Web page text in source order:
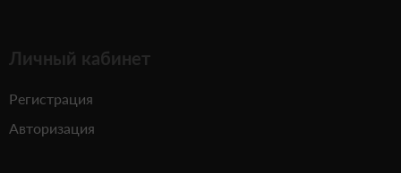
Личный кабинет
Регистрация
Авторизация